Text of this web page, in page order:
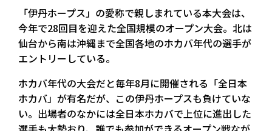
「伊丹ホープス」の愛称で親しまれている本大会は、
今年で28回目を迎えた全国規模のオープン大会。北は
仙台から南は沖縄まで全国各地のホカバ年代の選手が
エントリーしている。
ホカバ年代の大会だと毎年8月に開催される「全日本
ホカバ」が有名だが、この伊丹ホープスも負けていな
い。出場者のなかには全日本ホカバで上位に進出した